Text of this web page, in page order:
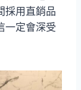
採用直銷品
一定會深受